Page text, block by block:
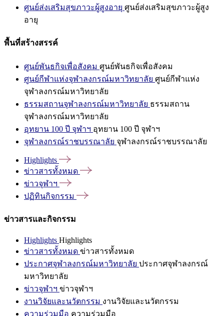
ศูนย์ส่งเสริมสุขภาวะผู้สูงอายุ ศูนย์ส่งเสริมสุขภาวะผู้สูง
อายุ
พื้นที่สร้างสรรค์
ศูนย์พันธกิจเพื่อสังคม ศูนย์พันธกิจเพื่อสังคม
ศูนย์กีฬาแห่งจุฬาลงกรณ์มหาวิทยาลัย ศูนย์กีฬาแห่ง
จุฬาลงกรณ์มหาวิทยาลัย
ธรรมสถานจุฬาลงกรณ์มหาวิทยาลัย ธรรมสถาน
จุฬาลงกรณ์มหาวิทยาลัย
อุทยาน 100 ปี จุฬาฯ อุทยาน 100 ปี จุฬาฯ
จุฬาลงกรณ์ราชบรรณาลัย จุฬาลงกรณ์ราชบรรณาลัย
Highlights
ข่าวสารทั้งหมด
ข่าวจุฬาฯ
ปฏิทินกิจกรรม
ข่าวสารและกิจกรรม
Highlights Highlights
ข่าวสารทั้งหมด ข่าวสารทั้งหมด
ประกาศจุฬาลงกรณ์มหาวิทยาลัย ประกาศจุฬาลงกรณ์
มหาวิทยาลัย
ข่าวจุฬาฯ ข่าวจุฬาฯ
งานวิจัยและนวัตกรรม งานวิจัยและนวัตกรรม
ความร่วมมือ ความร่วมมือ